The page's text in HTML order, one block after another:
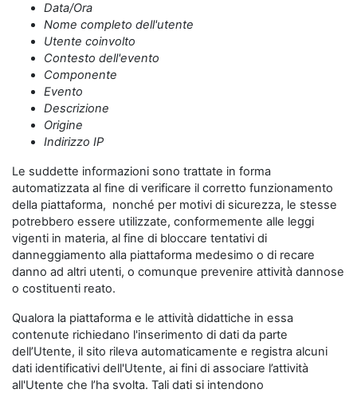
Data/Ora
Nome completo dell'utente
Utente coinvolto
Contesto dell'evento
Componente
Evento
Descrizione
Origine
Indirizzo IP
Le suddette informazioni sono trattate in forma
automatizzata al fine di verificare il corretto funzionamento
della piattaforma, nonché per motivi di sicurezza, le stesse
potrebbero essere utilizzate, conformemente alle leggi
vigenti in materia, al fine di bloccare tentativi di
danneggiamento alla piattaforma medesimo o di recare
danno ad altri utenti, o comunque prevenire attività dannose
o costituenti reato.
Qualora la piattaforma e le attività didattiche in essa
contenute richiedano l'inserimento di dati da parte
dell’Utente, il sito rileva automaticamente e registra alcuni
dati identificativi dell'Utente, ai fini di associare l’attività
all'Utente che l’ha svolta. Tali dati si intendono